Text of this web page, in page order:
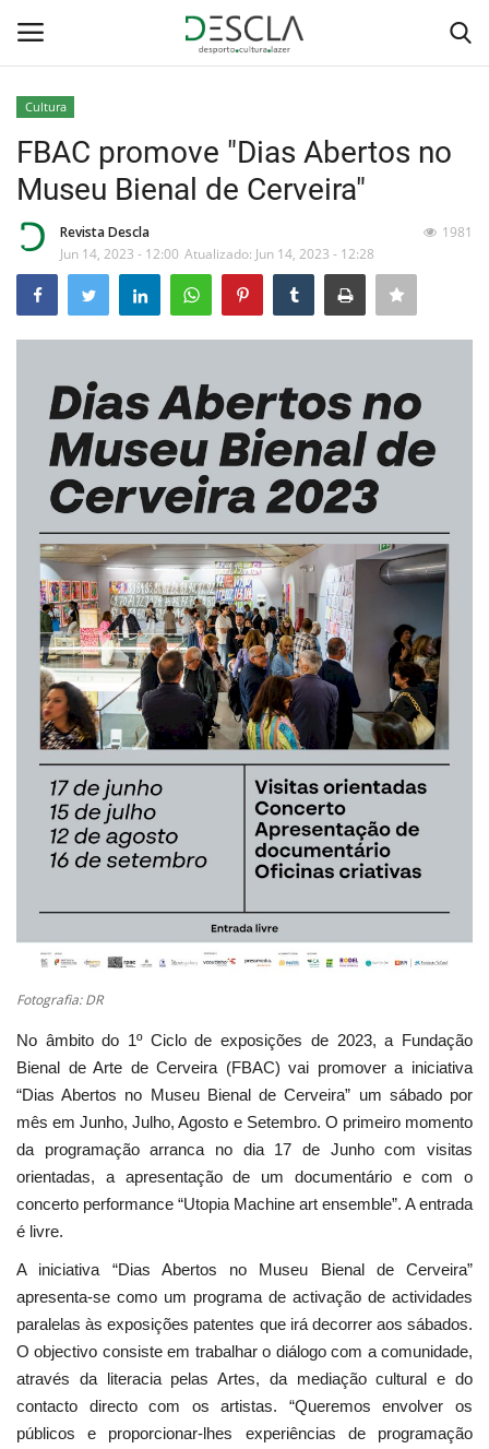
Home
...by Descla
Desporto
Sobre Nós
Educação
Estatuto Editorial
Saúde
Ficha técnica
Cultura
Lazer
Ambiente
Cultura
FBAC promove "Dias Abertos no
Museu Bienal de Cerveira"
Revista Descla
Jun 14, 2023 - 12:00 Atualizado: Jun 14, 2023 - 12:28
1981
Fotografia: DR
No âmbito do 1º Ciclo de exposições de 2023, a Fundação
Bienal de Arte de Cerveira (FBAC) vai promover a iniciativa
“Dias Abertos no Museu Bienal de Cerveira” um sábado por
mês em Junho, Julho, Agosto e Setembro. O primeiro momento
da programação arranca no dia 17 de Junho com visitas
orientadas, a apresentação de um documentário e com o
concerto performance “Utopia Machine art ensemble”. A entrada
é livre.
A iniciativa “Dias Abertos no Museu Bienal de Cerveira”
apresenta-se como um programa de activação de actividades
paralelas às exposições patentes que irá decorrer aos sábados.
O objectivo consiste em trabalhar o diálogo com a comunidade,
através da literacia pelas Artes, da mediação cultural e do
contacto directo com os artistas. “Queremos envolver os
públicos e proporcionar-lhes experiências de programação